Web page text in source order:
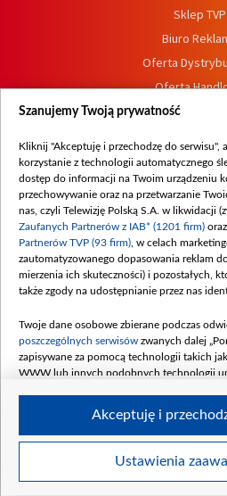
Sklep TVP
Biuro
Oferta
Oferta
Dostępność
Procedura zgłoszeń
© 2026 Telewizja Polska
Szanujemy Twoją prywatność
Kliknij "Akceptuję i przechodzę do serwisu",
korzystanie z technologii automatycznego
dostęp do informacji na Twoim urządzeniu
przechowywanie oraz na przetwarzanie
nas, czyli Telewizję Polską S.A. w likwidacji
Zaufanych Partnerów z IAB* (1201 firm)
Partnerów TVP (93 firm) , w celach
zautomatyzowanego dopasowania reklam
mierzenia ich skuteczności) i pozostałych,
także zgody na udostępnianie przez nas
Twoje dane osobowe zbierane podczas
poszczególnych serwisów zwanych dalej
zapisywane za pomocą technologii takich
WWW lub innych podobnych technologii
Twoje dane osobowe zbierane podczas
Ustawienia
Akceptuję i